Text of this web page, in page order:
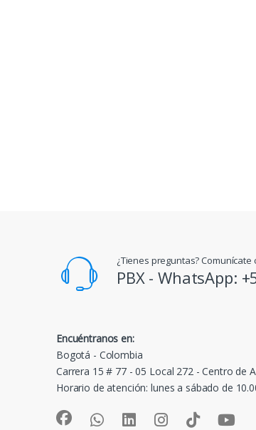
¿Tienes preguntas? Comunícate
PBX - WhatsApp:
Encuéntranos en:
Bogotá - Colombia
Carrera 15 # 77 - 05 Local 272 - Centro de
Horario de atención: lunes a sábado de